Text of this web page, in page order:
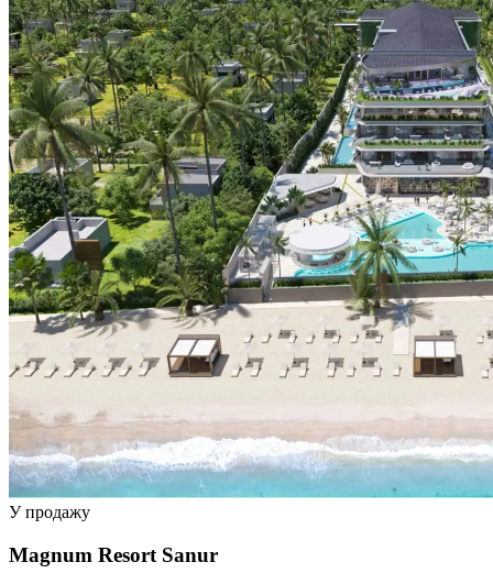
У продажу
Magnum Resort Sanur